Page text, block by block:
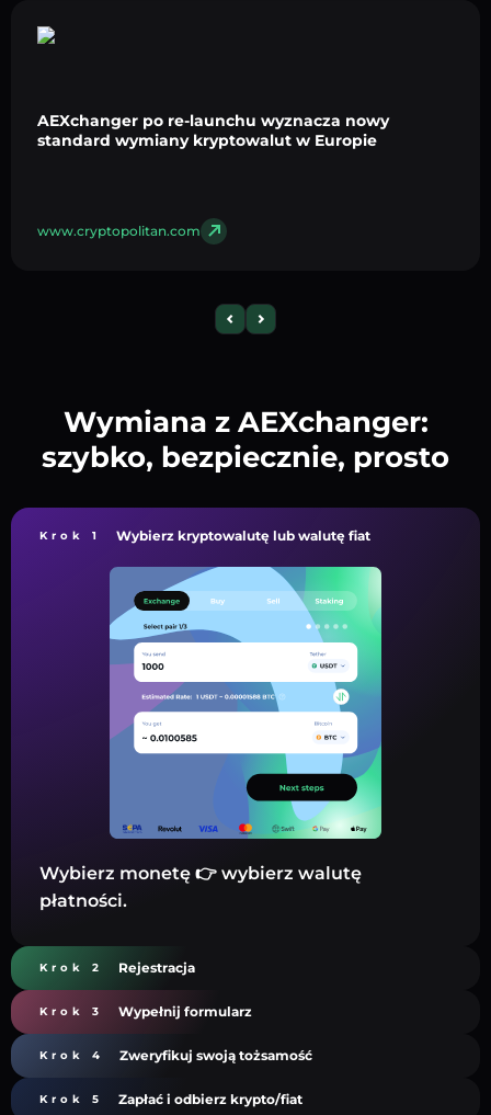
AEXchanger po re-launchu wyznacza nowy
standard wymiany kryptowalut w Europie
www.cryptopolitan.com
Wymiana z AEXchanger:
szybko, bezpiecznie, prosto
Krok 1 Wybierz kryptowalutę lub walutę fiat
Wybierz monetę 👉 wybierz walutę
płatności.
Krok 2 Rejestracja
Krok 3 Wypełnij formularz
Krok 4 Zweryfikuj swoją tożsamość
Krok 5 Zapłać i odbierz krypto/fiat